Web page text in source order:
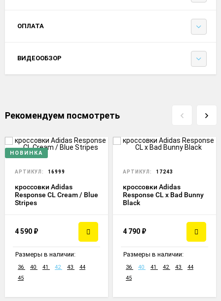
ОПЛАТА
ВИДЕООБЗОР
Рекомендуем посмотреть
НОВИНКА
АРТИКУЛ: 16999
кроссовки Adidas
Response CL Cream / Blue
Stripes
4 590 ₽
Размеры в наличии:
36 40 41 42 43
44
45
АРТИКУЛ: 17243
кроссовки Adidas
Response CL x Bad Bunny
Black
4 790 ₽
Размеры в наличии:
36 40 41 42 43
44
45